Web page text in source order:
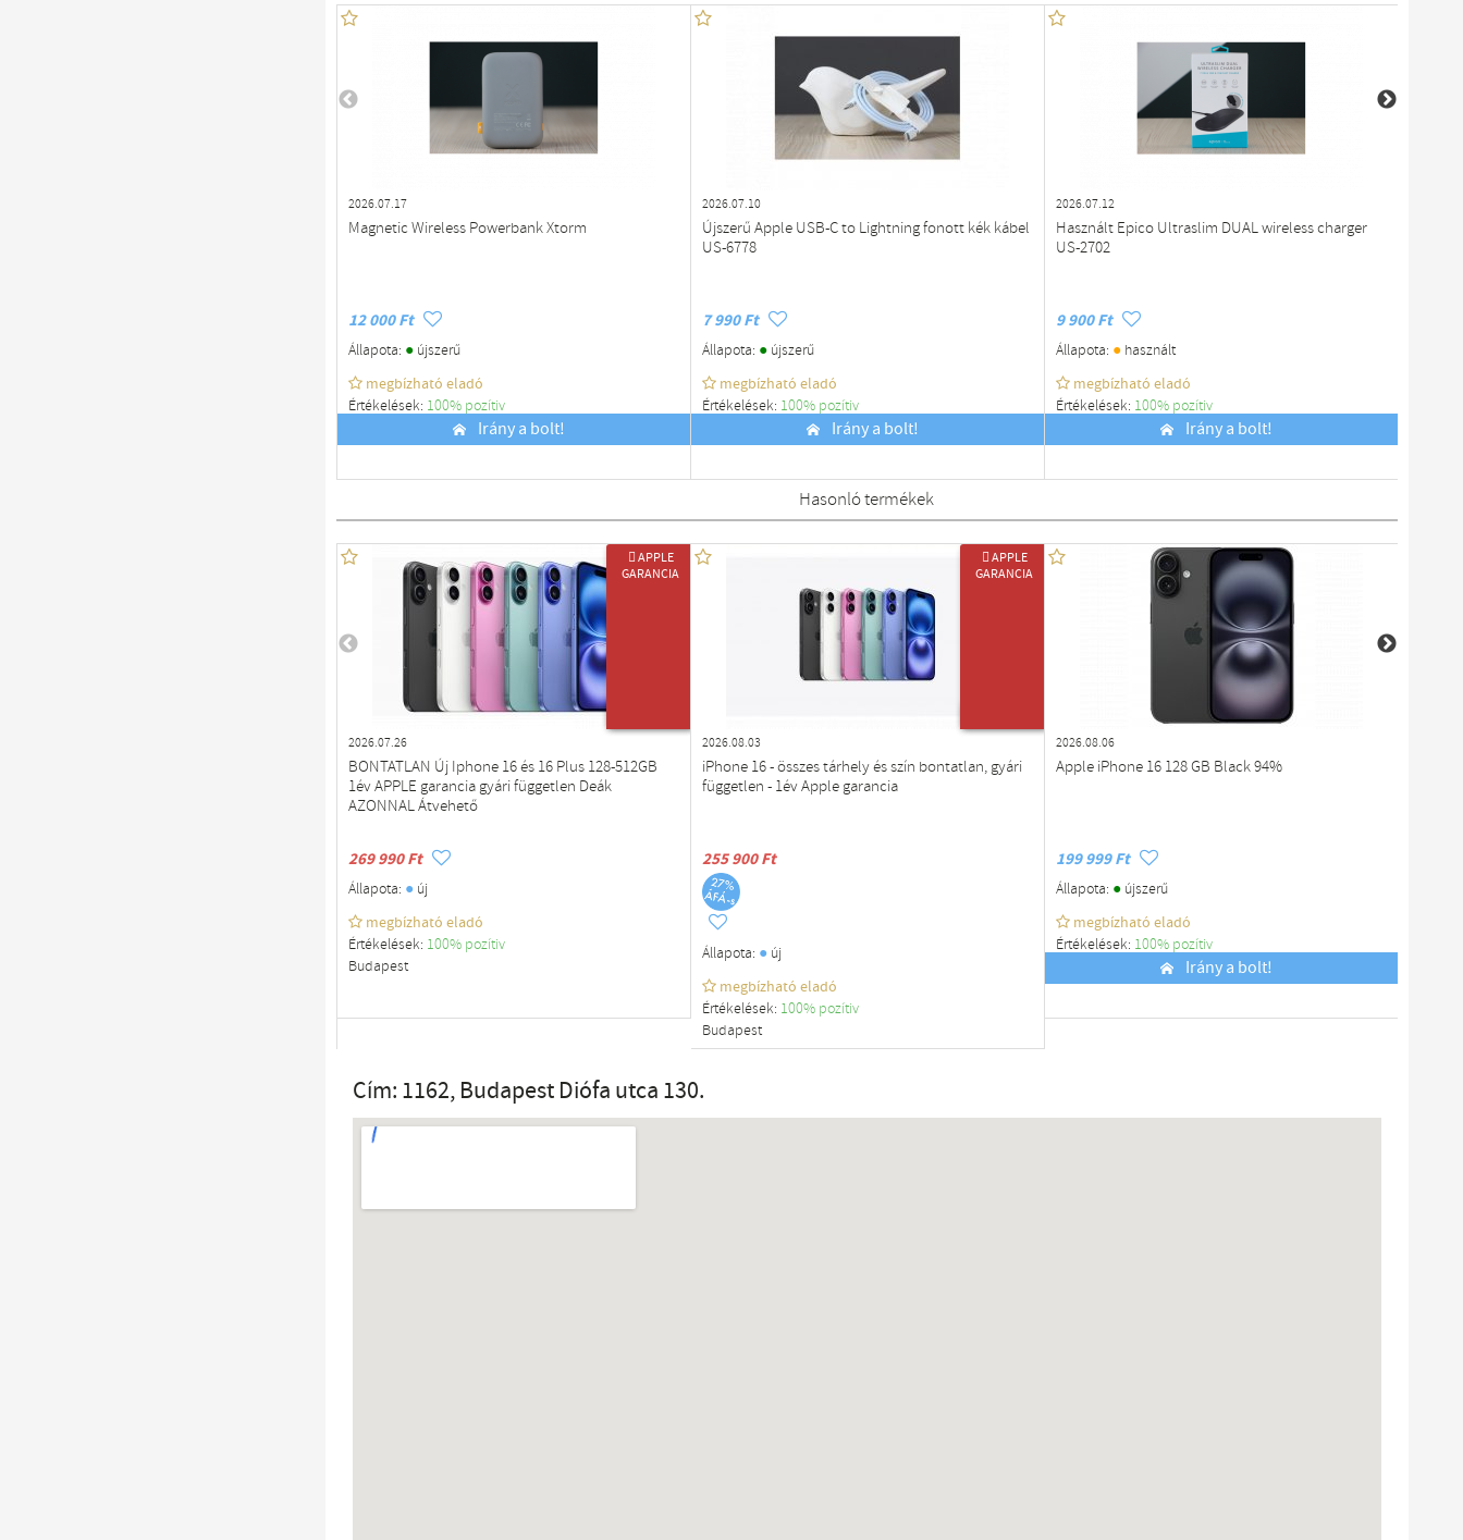
2026.07.17
Magnetic Wireless Powerbank Xtorm
12 000 Ft
Állapota: ●újszerű
megbízható eladó
Értékelések: 100% pozítiv
Irány a bolt!
2026.07.10
Újszerű Apple USB-C to Lightning fonott kék kábel
US-6778
7 990 Ft
Állapota: ●újszerű
megbízható eladó
Értékelések: 100% pozítiv
Irány a bolt!
2026.07.12
Használt Epico Ultraslim DUAL wireless charger
US-2702
9 900 Ft
Állapota: ●használt
megbízható eladó
Értékelések: 100% pozítiv
Irány a bolt!
Hasonló termékek
 APPLE
GARANCIA
2026.07.26
BONTATLAN Új Iphone 16 és 16 Plus 128-512GB
1év APPLE garancia gyári független Deák
AZONNAL Átvehető
269 990 Ft
Állapota: ●új
megbízható eladó
Értékelések: 100% pozítiv
Budapest
 APPLE
GARANCIA
2026.08.03
iPhone 16 - összes tárhely és szín bontatlan, gyári
független - 1év Apple garancia
255 900 Ft
Állapota: ●új
megbízható eladó
Értékelések: 100% pozítiv
Budapest
2026.08.06
Apple iPhone 16 128 GB Black 94%
199 999 Ft
Állapota: ●újszerű
megbízható eladó
Értékelések: 100% pozítiv
Irány a bolt!
Cím: 1162, Budapest Diófa utca 130.